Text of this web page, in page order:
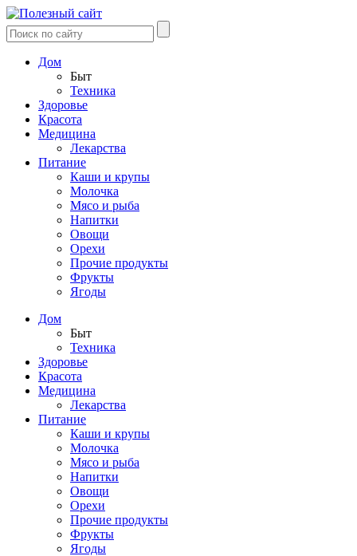
Дом
Быт
Техника
Здоровье
Красота
Медицина
Лекарства
Питание
Каши и крупы
Молочка
Мясо и рыба
Напитки
Овощи
Орехи
Прочие продукты
Фрукты
Ягоды
Дом
Быт
Техника
Здоровье
Красота
Медицина
Лекарства
Питание
Каши и крупы
Молочка
Мясо и рыба
Напитки
Овощи
Орехи
Прочие продукты
Фрукты
Ягоды